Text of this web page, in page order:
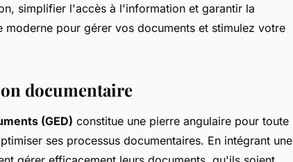
simplifier l'accès à l'information et garantir la
pour gérer vos documents et stimulez votre
documentaire
(GED) constitue une pierre angulaire pour toute
ses processus documentaires. En intégrant une